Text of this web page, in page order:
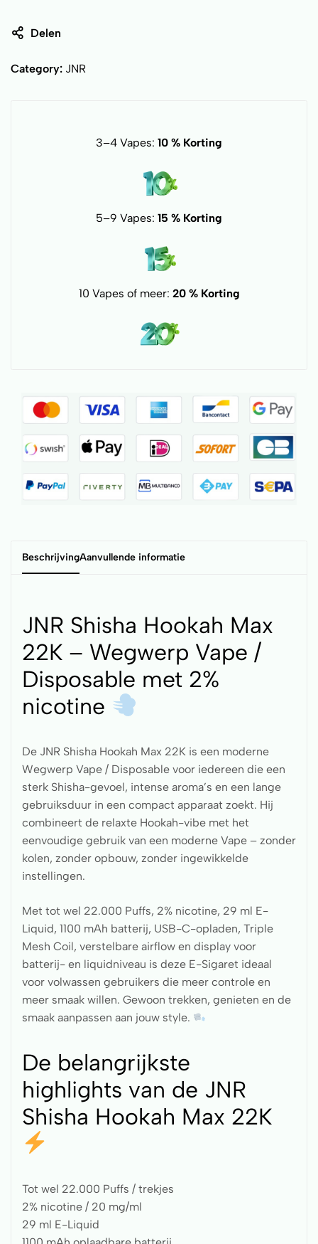
Delen
Category: JNR
3–4 Vapes: 10 % Korting
5–9 Vapes: 15 % Korting
10 Vapes of meer: 20 % Korting
BeschrijvingAanvullende informatie
JNR Shisha Hookah Max
22K – Wegwerp Vape /
Disposable met 2%
nicotine
De JNR Shisha Hookah Max 22K is een moderne
Wegwerp Vape / Disposable voor iedereen die een
sterk Shisha-gevoel, intense aroma’s en een lange
gebruiksduur in een compact apparaat zoekt. Hij
combineert de relaxte Hookah-vibe met het
eenvoudige gebruik van een moderne Vape – zonder
kolen, zonder opbouw, zonder ingewikkelde
instellingen.
Met tot wel 22.000 Puffs, 2% nicotine, 29 ml E-
Liquid, 1100 mAh batterij, USB-C-opladen, Triple
Mesh Coil, verstelbare airflow en display voor
batterij- en liquidniveau is deze E-Sigaret ideaal
voor volwassen gebruikers die meer controle en
meer smaak willen. Gewoon trekken, genieten en de
smaak aanpassen aan jouw style.
De belangrijkste
highlights van de JNR
Shisha Hookah Max 22K
Tot wel 22.000 Puffs / trekjes
2% nicotine / 20 mg/ml
29 ml E-Liquid